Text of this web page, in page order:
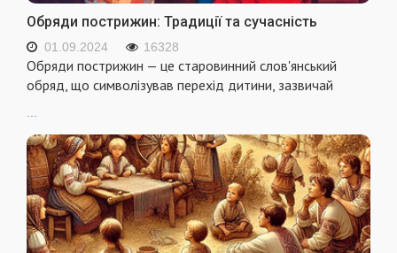
Обряди пострижин: Традиції та сучасність
01.09.2024 16328
Обряди пострижин — це старовинний слов'янський
обряд, що символізував перехід дитини, зазвичай